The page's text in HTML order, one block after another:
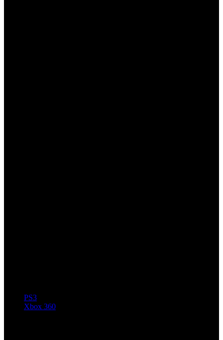
PS3
Xbox 360